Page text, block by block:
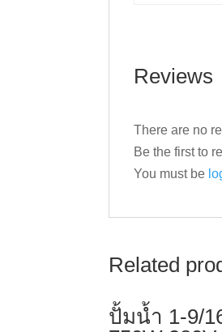
Reviews
There are no
Be the first to
You must be
Related
ปั้มน้ำ 1-9/